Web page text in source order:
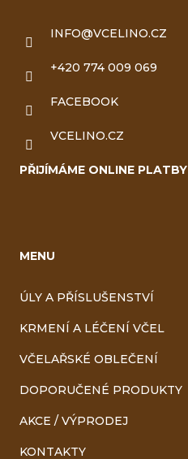
INFO@VCELINO.CZ
+420 774 009 069
FACEBOOK
VCELINO.CZ
PŘIJÍMÁME ONLINE PLATBY
MENU
ÚLY A PŘÍSLUŠENSTVÍ
KRMENÍ A LÉČENÍ VČEL
VČELAŘSKÉ OBLEČENÍ
DOPORUČENÉ PRODUKTY
AKCE / VÝPRODEJ
KONTAKTY